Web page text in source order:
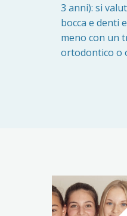
3 anni): si
bocca e denti
meno con un
ortodontico o